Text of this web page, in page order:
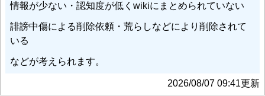
情報が少ない・認知度が低くwikiにまとめられていない
誹謗中傷による削除依頼・荒らしなどにより削除されて
いる
などが考えられます。
2026/08/07 09:41更新